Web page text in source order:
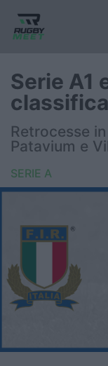
Nazionali
Rugby Sevens
Internazionale
6 Nazioni
United
Serie A1
Retrocesse
Patavium e
SERIE A